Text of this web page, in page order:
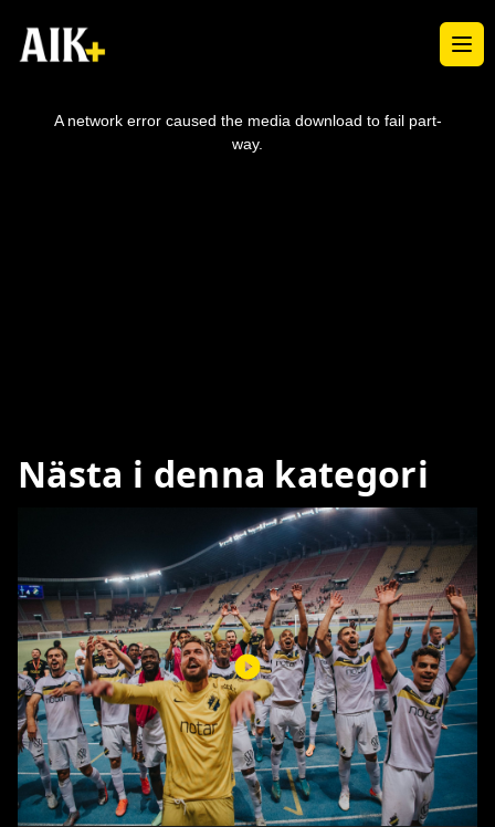
A network error caused the media download to fail part-
way.
Nästa i denna kategori